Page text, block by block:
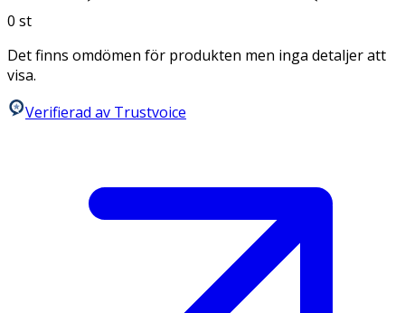
0 st
Det finns omdömen för produkten men inga detaljer att
visa.
Verifierad av Trustvoice